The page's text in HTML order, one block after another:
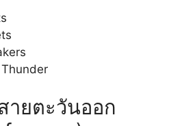
ายตะวันออก